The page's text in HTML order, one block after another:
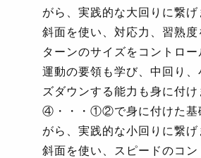
がら、実践的な大回りに繋げ
斜面を使い、対応力、習熟度
ターンのサイズをコントロー
運動の要領も学び、中回り、
ズダウンする能力も身に付け
④・・・①②で身に付けた基
がら、実践的な小回りに繋げ
斜面を使い、スピードのコン